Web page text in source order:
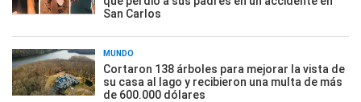
San Carlos
MUNDO
Cortaron 138 árboles para mejorar la vista de
su casa al lago y recibieron una multa de más
de 600.000 dólares